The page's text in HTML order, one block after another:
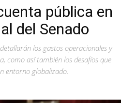
pública en
del Senado
los gastos operacionales y
como así también los desafíos que
entorno globalizado.